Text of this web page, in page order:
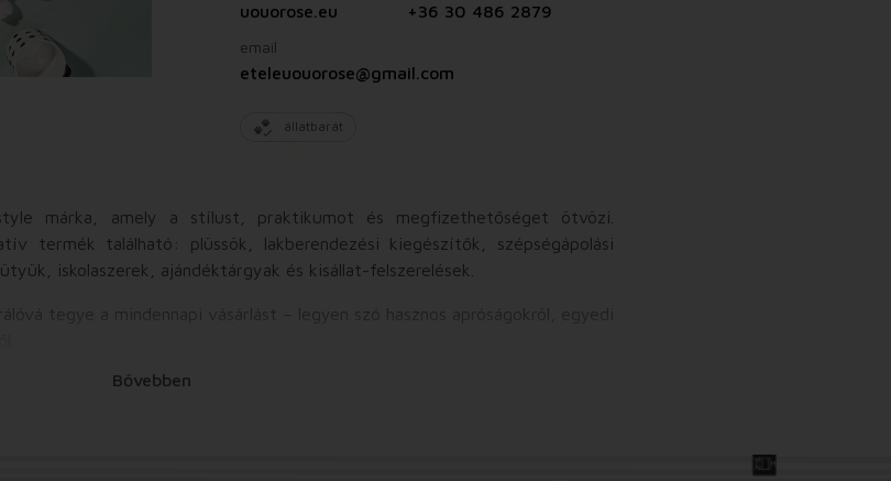
uouorose.eu +36 30 486 2879
email
eteleuouorose@gmail.com
állatbarát
márka, amely a stílust, praktikumot és megfizethetőséget ötvözi.
termék található: plüssök, lakberendezési kiegészítők, szépségápolási
iskolaszerek, ajándéktárgyak és kisállat-felszerelések.
tegye a mindennapi vásárlást – legyen szó hasznos apróságokról, egyedi
tartogat meglepetéseket, termékei folyamatosan megújulnak, így mindig
Bővebben